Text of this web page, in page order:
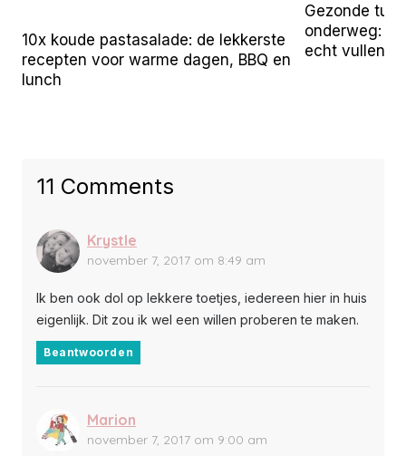
10x koude pastasalade: de lekkerste
recepten voor warme dagen, BBQ en
lunch
Gezonde
onderweg:
echt vullen
11 Comments
Krystle
november 7, 2017 om 8:49 am
Ik ben ook dol op lekkere toetjes, iedereen hier in huis
eigenlijk. Dit zou ik wel een willen proberen te maken.
Beantwoorden
Marion
november 7, 2017 om 9:00 am